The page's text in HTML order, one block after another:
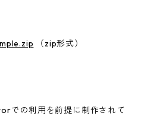
（zip形式）
での利用を前提に制作されて